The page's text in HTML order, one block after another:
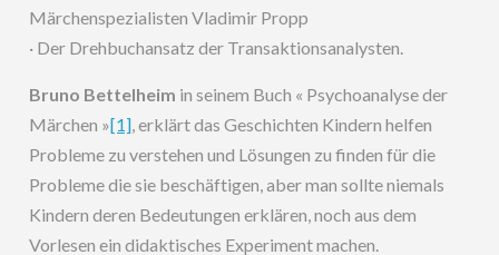
Märchenspezialisten Vladimir Propp
· Der Drehbuchansatz der Transaktionsanalysten.
Bruno Bettelheim in seinem Buch « Psychoanalyse der
Märchen »[1], erklärt das Geschichten Kindern helfen
Probleme zu verstehen und Lösungen zu finden für die
Probleme die sie beschäftigen, aber man sollte niemals
Kindern deren Bedeutungen erklären, noch aus dem
Vorlesen ein didaktisches Experiment machen.